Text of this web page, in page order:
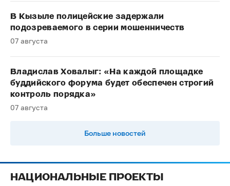
В Кызыле полицейские задержали
подозреваемого в серии мошенничеств
07 августа
Владислав Ховалыг: «На каждой площадке
буддийского форума будет обеспечен строгий
контроль порядка»
07 августа
Больше новостей
НАЦИОНАЛЬНЫЕ ПРОЕКТЫ